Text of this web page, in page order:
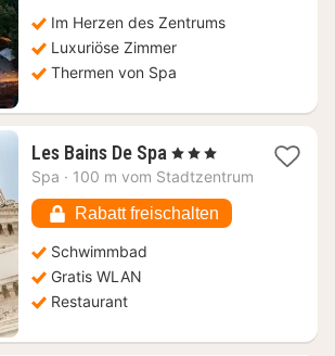
€
Im Herzen des Zentrums
Luxuriöse Zimmer
Thermen von Spa
Les Bains De Spa 1
Nacht
179,58
€
, 3 Sterne
Spa · 100 m vom Stadtzentrum
Rabatt freischalten
Schwimmbad
Gratis WLAN
Restaurant